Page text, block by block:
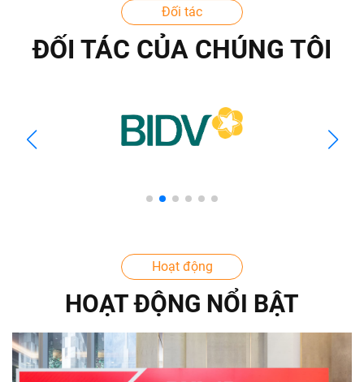
Đối tác
ĐỐI TÁC CỦA CHÚNG TÔI
Hoạt động
HOẠT ĐỘNG NỔI BẬT